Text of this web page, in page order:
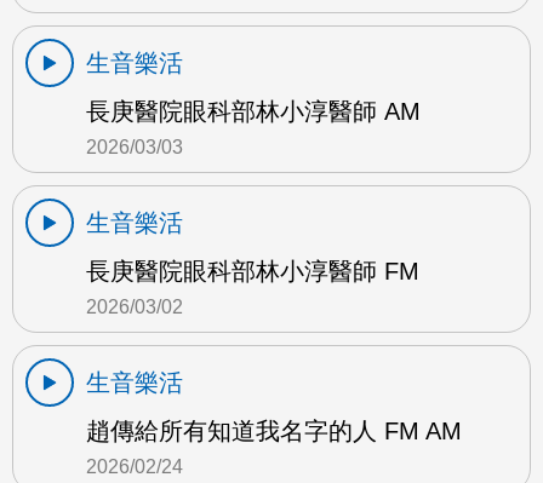
生音樂活
長庚醫院眼科部林小淳醫師 AM
2026/03/03
生音樂活
長庚醫院眼科部林小淳醫師 FM
2026/03/02
生音樂活
趙傳給所有知道我名字的人 FM AM
2026/02/24